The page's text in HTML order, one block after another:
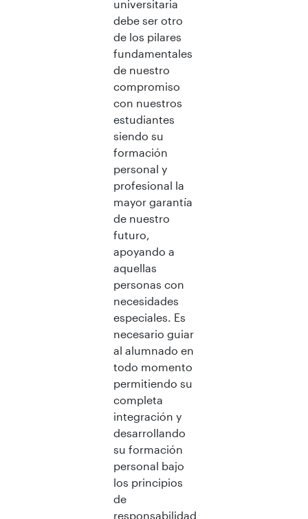
universitaria
debe ser otro
de los pilares
fundamentales
de nuestro
compromiso
con nuestros
estudiantes
siendo su
formación
personal y
profesional la
mayor garantía
de nuestro
futuro,
apoyando a
aquellas
personas con
necesidades
especiales. Es
necesario guiar
al alumnado en
todo momento
permitiendo su
completa
integración y
desarrollando
su formación
personal bajo
los principios
de
responsabilidad